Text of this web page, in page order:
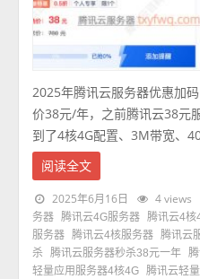
2025年腾讯云服务器优惠加
价38元/年，之前腾讯云38元
到了4核4G配置、3M带宽、
阅读全文
2025年6月16日 4 views
务器 腾讯云4G服务器 腾讯云4核
服务器 腾讯云4核服务器 腾讯云
杀
腾讯云服务器秒杀38元一年
轻量应用服务器4核4G 腾讯云轻